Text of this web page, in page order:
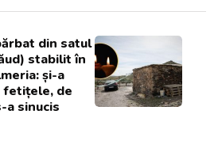
din satul
stabilit în
și-a
fetițele, de
a sinucis